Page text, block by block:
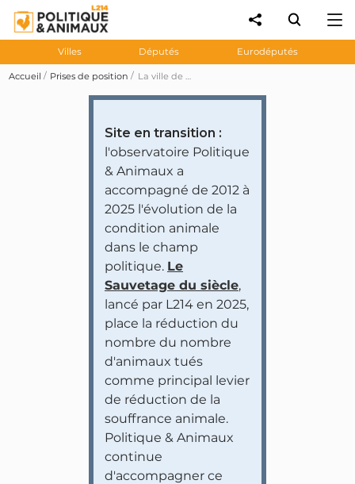
Villes Députés Eurodéputés
Accueil Prises de position La ville de Levallois-Perret obtient les « trois pattes » du label « Ville amie des animaux » de compagnie de la région Île-de-France
Site en transition :
l'observatoire Politique
& Animaux a
accompagné de 2012 à
2025 l'évolution de la
condition animale
dans le champ
politique. Le
Sauvetage du siècle,
lancé par L214 en 2025,
place la réduction du
nombre du nombre
d'animaux tués
comme principal levier
de réduction de la
souffrance animale.
Politique & Animaux
continue
d'accompagner ce